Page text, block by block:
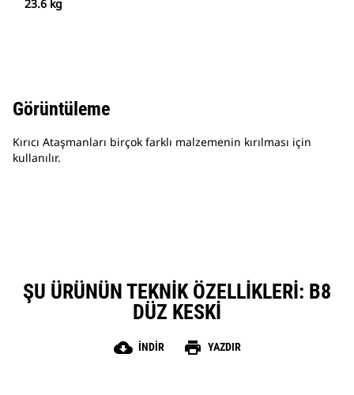
23.6 kg
Görüntüleme
Kırıcı Ataşmanları birçok farklı malzemenin kırılması için
kullanılır.
ŞU ÜRÜNÜN TEKNIK ÖZELLIKLERI: B8
DÜZ KESKI
cloud_download İNDIR print YAZDIR